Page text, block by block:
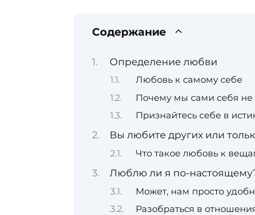
Содержание
Определение любви
Любовь к самому себе
Почему мы сами себя
Признайтесь себе в
Вы любите других или
Что такое любовь к
Люблю ли я по-
Может, нам просто
Разобраться в